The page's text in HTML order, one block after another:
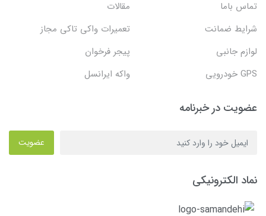
تماس باما
مقالات
شرایط ضمانت
تعمیرات واکی تاکی مجاز
لوازم جانبی
پیجر فرخوان
GPS خودرویی
واکه ایرانسل
عضویت در خبرنامه
عضویت
نماد الکترونیکی